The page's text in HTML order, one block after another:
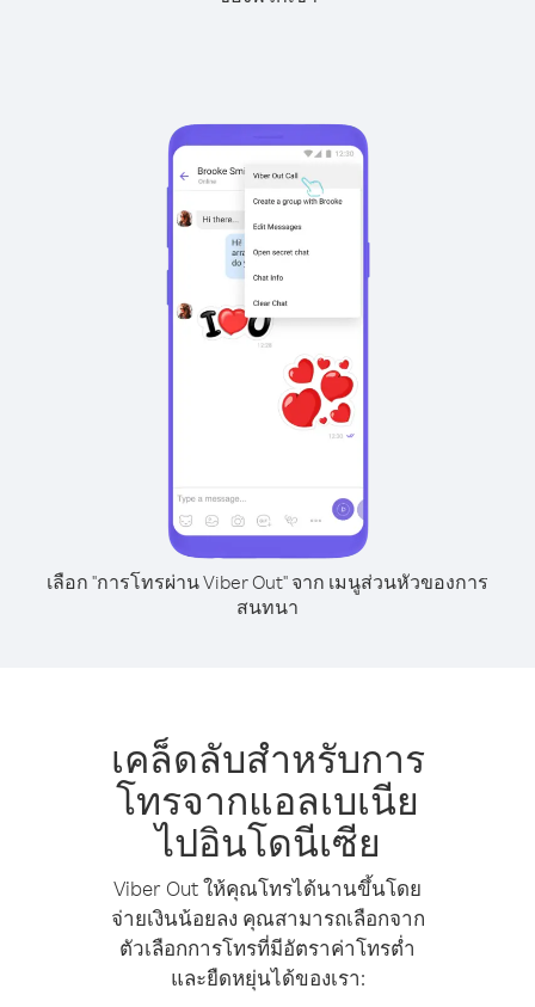
เลือก "การโทรผ่าน Viber Out" จาก เมนูส่วนหัวของการ
สนทนา
เคล็ดลับสำหรับการ
โทรจากแอลเบเนีย
ไปอินโดนีเซีย
Viber Out ให้คุณโทรได้นานขึ้นโดย
จ่ายเงินน้อยลง คุณสามารถเลือกจาก
ตัวเลือกการโทรที่มีอัตราค่าโทรต่ำ
และยืดหยุ่นได้ของเรา: